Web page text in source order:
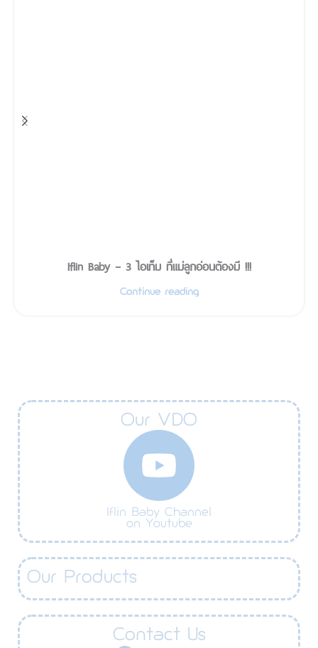
Iflin Baby – 3 ไอเท็ม ที่แม่ลูกอ่อนต้องมี !!!
Continue reading
Our VDO
Iflin Baby Channel
on Youtube
Our Products
Contact Us